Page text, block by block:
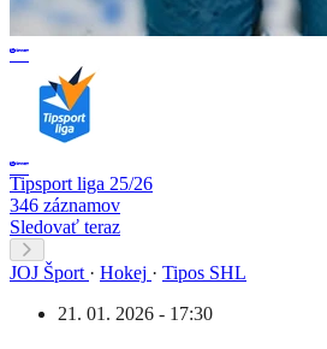
Tipsport liga 25/26
346 záznamov
Sledovať teraz
JOJ Šport · Hokej · Tipos SHL
21. 01. 2026 - 17:30